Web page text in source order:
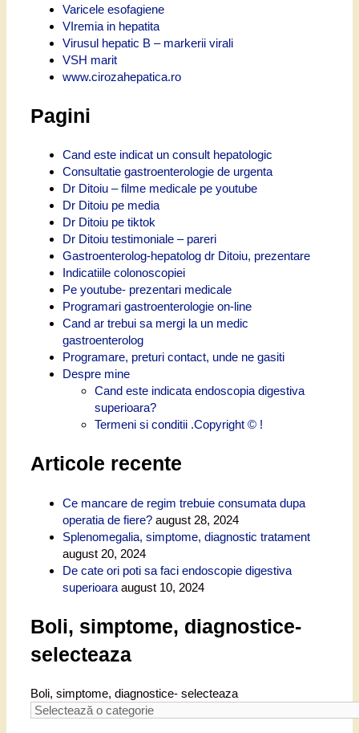
Varicele esofagiene
VIremia in hepatita
Virusul hepatic B – markerii virali
VSH marit
www.cirozahepatica.ro
Pagini
Cand este indicat un consult hepatologic
Consultatie gastroenterologie de urgenta
Dr Ditoiu – filme medicale pe youtube
Dr Ditoiu pe media
Dr Ditoiu pe tiktok
Dr Ditoiu testimoniale – pareri
Gastroenterolog-hepatolog dr Ditoiu, prezentare
Indicatiile colonoscopiei
Pe youtube- prezentari medicale
Programari gastroenterologie on-line
Cand ar trebui sa mergi la un medic
gastroenterolog
Programare, preturi contact, unde ne gasiti
Despre mine
Cand este indicata endoscopia digestiva
superioara?
Termeni si conditii .Copyright © !
Articole recente
Ce mancare de regim trebuie consumata dupa
operatia de fiere? august 28, 2024
Splenomegalia, simptome, diagnostic tratament
august 20, 2024
De cate ori poti sa faci endoscopie digestiva
superioara august 10, 2024
Boli, simptome, diagnostice-
selecteaza
Boli, simptome, diagnostice- selecteaza